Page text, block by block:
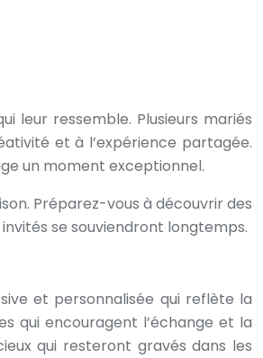
leur ressemble. Plusieurs mariés
et à l’expérience partagée.
un moment exceptionnel.
Préparez-vous à découvrir des
se souviendront longtemps.
et personnalisée qui reflète la
qui encouragent l’échange et la
qui resteront gravés dans les